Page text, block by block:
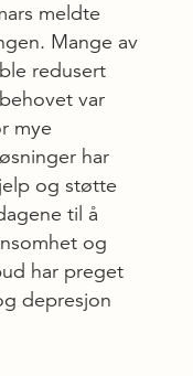
meldte
Mange av
redusert
var
mye
har
og støtte
til å
og
har preget
depresjon